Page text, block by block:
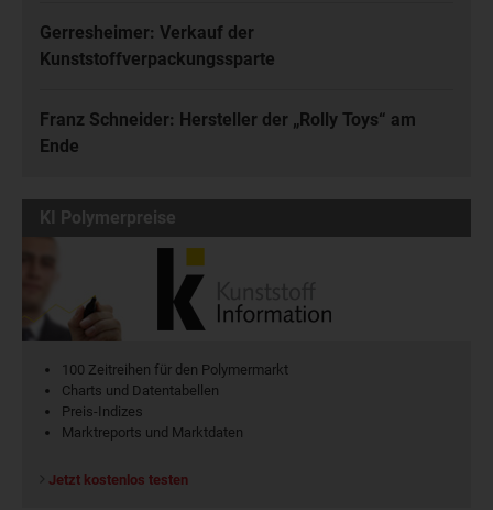
Gerresheimer: Verkauf der
Kunststoffverpackungssparte
Franz Schneider: Hersteller der „Rolly Toys“ am
Ende
KI Polymerpreise
100 Zeitreihen für den Polymermarkt
Charts und Datentabellen
Preis-Indizes
Marktreports und Marktdaten
Jetzt kostenlos testen